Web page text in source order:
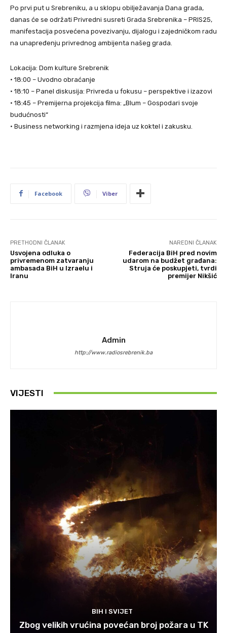
Po prvi put u Srebreniku, a u sklopu obilježavanja Dana grada,
danas će se održati Privredni susreti Grada Srebrenika – PRIS25,
manifestacija posvećena povezivanju, dijalogu i zajedničkom radu
na unapređenju privrednog ambijenta našeg grada.
Lokacija: Dom kulture Srebrenik
• 18:00 – Uvodno obraćanje
• 18:10 – Panel diskusija: Privreda u fokusu – perspektive i izazovi
• 18:45 – Premijerna projekcija filma: „Blum – Gospodari svoje
budućnosti“
• Business networking i razmjena ideja uz koktel i zakusku.
Facebook Viber
PRETHODNI ČLANAK
Usvojena odluka o
privremenom zatvaranju
ambasada BiH u Izraelu i
Iranu
NAREDNI ČLANAK
Federacija BiH pred novim
udarom na budžet građana:
Struja će poskupjeti, tvrdi
premijer Nikšić
Admin
http://www.radiosrebrenik.ba
VIJESTI
BIH I SVIJET
Zbog velikih vrućina povećan broj požara u TK